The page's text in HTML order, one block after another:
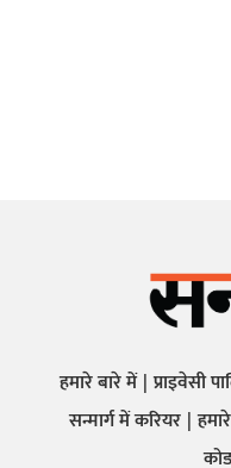
हमारे बारे में प्राइवेसी
सन्मार्ग में करियर